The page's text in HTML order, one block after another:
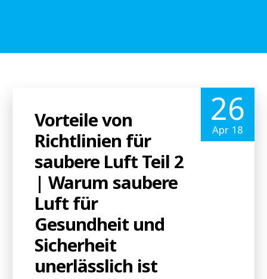
Vorteile von
Richtlinien für
saubere Luft Teil 2
| Warum saubere
Luft für
Gesundheit und
Sicherheit
unerlässlich ist
26
Apr 18